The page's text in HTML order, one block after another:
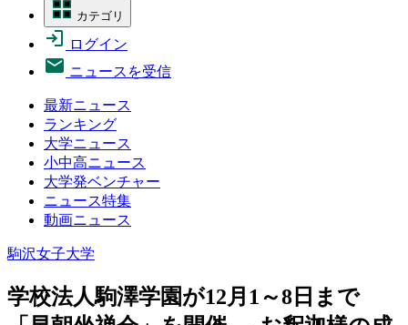
カテゴリ
ログイン
ニュースを受信
最新ニュース
ランキング
大学ニュース
小中高ニュース
大学発ベンチャー
ニュース特集
動画ニュース
駒沢女子大学
学校法人駒澤学園が12月1～8日まで